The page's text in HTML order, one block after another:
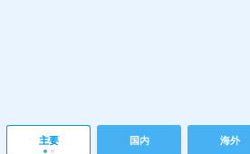
主要 国内 海外